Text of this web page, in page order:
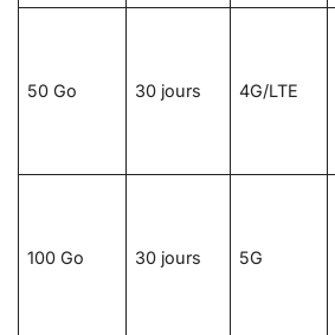
50 Go 30 jours 4G/LTE
100 Go 30 jours 5G